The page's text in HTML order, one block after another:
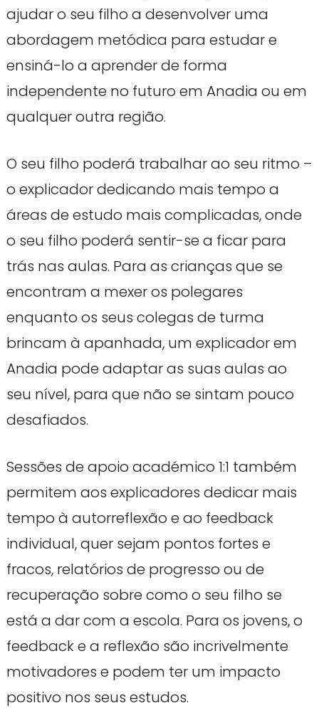
ajudar o seu filho a desenvolver uma
abordagem metódica para estudar e
ensiná-lo a aprender de forma
independente no futuro em Anadia ou em
qualquer outra região.
O seu filho poderá trabalhar ao seu ritmo –
o explicador dedicando mais tempo a
áreas de estudo mais complicadas, onde
o seu filho poderá sentir-se a ficar para
trás nas aulas. Para as crianças que se
encontram a mexer os polegares
enquanto os seus colegas de turma
brincam à apanhada, um explicador em
Anadia pode adaptar as suas aulas ao
seu nível, para que não se sintam pouco
desafiados.
Sessões de apoio académico 1:1 também
permitem aos explicadores dedicar mais
tempo à autorreflexão e ao feedback
individual, quer sejam pontos fortes e
fracos, relatórios de progresso ou de
recuperação sobre como o seu filho se
está a dar com a escola. Para os jovens, o
feedback e a reflexão são incrivelmente
motivadores e podem ter um impacto
positivo nos seus estudos.